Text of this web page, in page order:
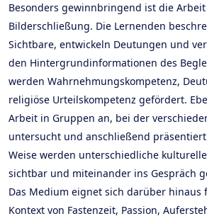
Besonders gewinnbringend ist die
Bilderschließung. Die Lernenden
Sichtbare, entwickeln Deutungen und
den Hintergrundinformationen des
werden Wahrnehmungskompetenz,
religiöse Urteilskompetenz gefördert.
Arbeit in Gruppen an, bei der
untersucht und anschließend
Weise werden unterschiedliche
sichtbar und miteinander ins Gespräch
Das Medium eignet sich darüber hinaus
Kontext von Fastenzeit, Passion,